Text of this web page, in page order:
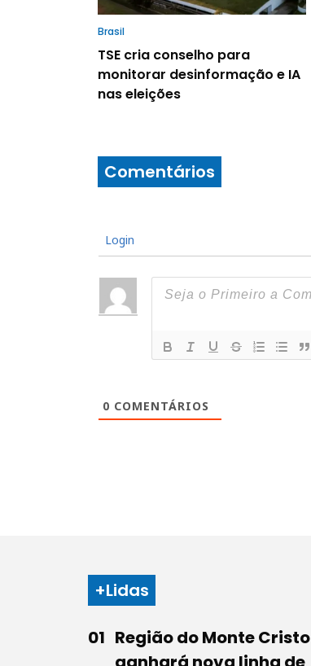
Brasil
TSE cria conselho para
monitorar desinformação e IA
nas eleições
Comentários
Login
0 COMENTÁRIOS
+Lidas
Região do Monte Cristo